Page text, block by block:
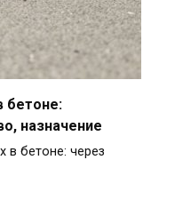
бетоне:
назначение
в бетоне: через